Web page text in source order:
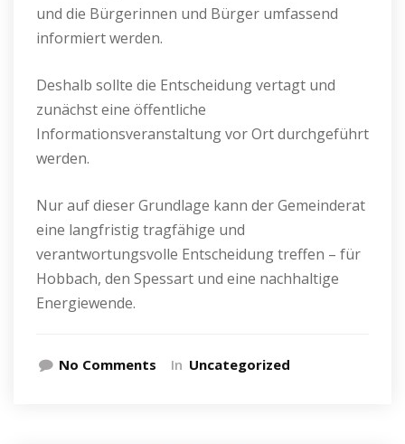
und die Bürgerinnen und Bürger umfassend
informiert werden.
Deshalb sollte die Entscheidung vertagt und
zunächst eine öffentliche
Informationsveranstaltung vor Ort durchgeführt
werden.
Nur auf dieser Grundlage kann der Gemeinderat
eine langfristig tragfähige und
verantwortungsvolle Entscheidung treffen – für
Hobbach, den Spessart und eine nachhaltige
Energiewende.
No Comments In Uncategorized